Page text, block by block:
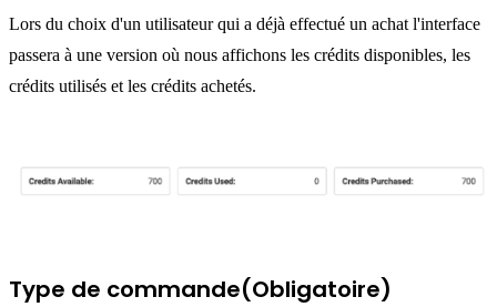
Lors du choix d'un utilisateur qui a déjà effectué un achat l'interface
passera à une version où nous affichons les crédits disponibles, les
crédits utilisés et les crédits achetés.
Type de commande(Obligatoire)